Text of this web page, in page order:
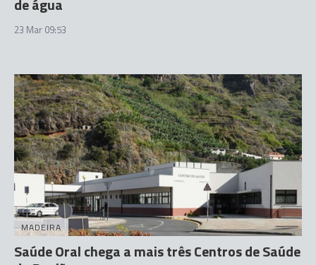
23 Mar 09:53
MADEIRA
Saúde Oral chega a mais três Centros de Saúde